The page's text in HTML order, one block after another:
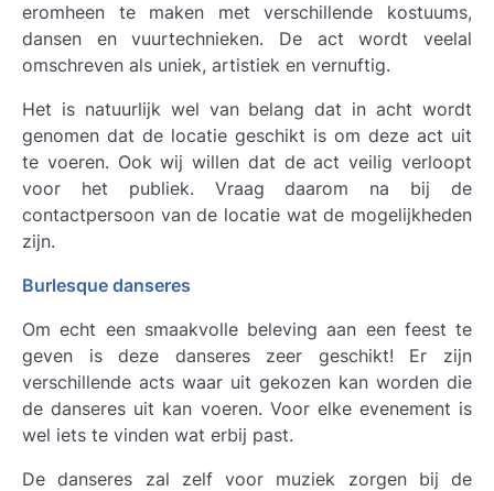
eromheen te maken met verschillende kostuums,
dansen en vuurtechnieken. De act wordt veelal
omschreven als uniek, artistiek en vernuftig.
Het is natuurlijk wel van belang dat in acht wordt
genomen dat de locatie geschikt is om deze act uit
te voeren. Ook wij willen dat de act veilig verloopt
voor het publiek. Vraag daarom na bij de
contactpersoon van de locatie wat de mogelijkheden
zijn.
Burlesque danseres
Om echt een smaakvolle beleving aan een feest te
geven is deze danseres zeer geschikt! Er zijn
verschillende acts waar uit gekozen kan worden die
de danseres uit kan voeren. Voor elke evenement is
wel iets te vinden wat erbij past.
De danseres zal zelf voor muziek zorgen bij de